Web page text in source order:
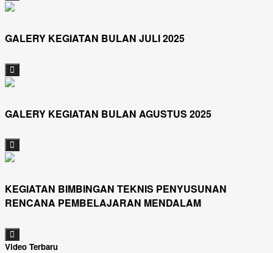
GALERY KEGIATAN BULAN JULI 2025
GALERY KEGIATAN BULAN AGUSTUS 2025
KEGIATAN BIMBINGAN TEKNIS PENYUSUNAN
RENCANA PEMBELAJARAN MENDALAM
Video Terbaru